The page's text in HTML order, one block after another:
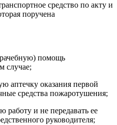
средство по акту и
поручена
помощь
случае;
аптечку оказания первой
средства пожаротушения;
работу и не передавать ее
руководителя;